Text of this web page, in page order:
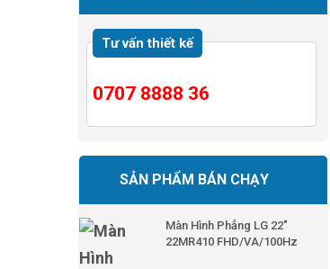
Tư vấn thiết kế
0707 8888 36
SẢN PHẨM BÁN CHẠY
Màn Hình Phẳng LG 22"
22MR410 FHD/VA/100Hz